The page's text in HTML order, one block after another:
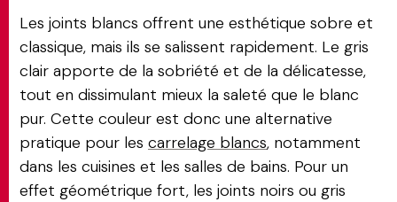
Les joints blancs offrent une esthétique sobre et
classique, mais ils se salissent rapidement. Le gris
clair apporte de la sobriété et de la délicatesse,
tout en dissimulant mieux la saleté que le blanc
pur. Cette couleur est donc une alternative
pratique pour les carrelage blancs, notamment
dans les cuisines et les salles de bains. Pour un
effet géométrique fort, les joints noirs ou gris